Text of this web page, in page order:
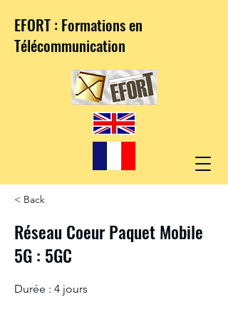
EFORT : Formations en
Télécommunication
< Back
Réseau Coeur Paquet Mobile
5G : 5GC
Durée : 4 jours